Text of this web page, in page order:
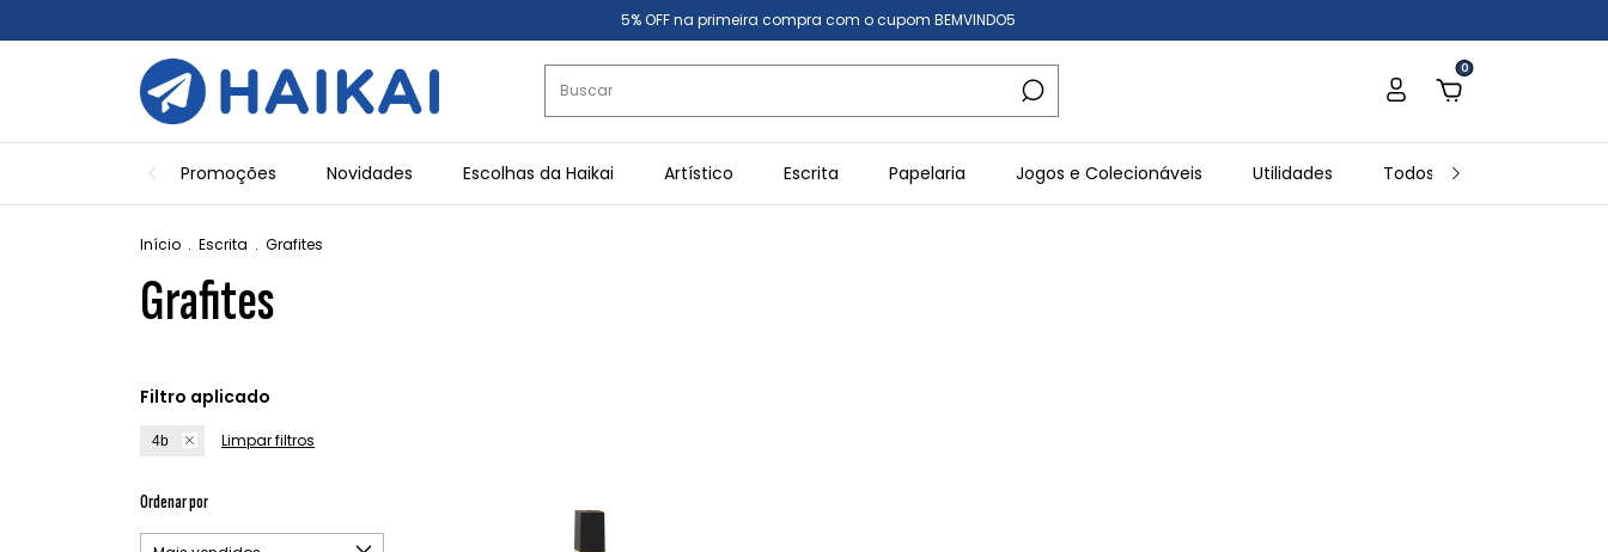
5% OFF na primeira compra com o cupom BEMVINDO5
0
Promoções Novidades Escolhas da Haikai Artístico Escrita Papelaria Jogos e Colecionáveis Utilidades Todos os Produtos
Início . Escrita . Grafites
Grafites
Filtro aplicado
4b Limpar filtros
Ordenar por